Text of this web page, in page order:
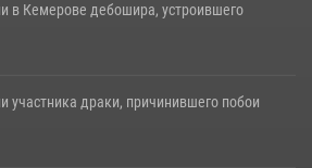
в Кемерове дебошира, устроившего
участника драки, причинившего побои